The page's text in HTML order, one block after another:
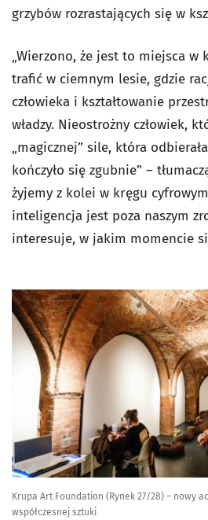
grzybów rozrastających się w
„Wierzono, że jest to miejsca w
trafić w ciemnym lesie, gdzie
człowieka i kształtowanie
władzy. Nieostrożny człowiek,
„magicznej” sile, która
kończyło się zgubnie” –
żyjemy z kolei w kręgu
inteligencja jest poza naszym
interesuje, w jakim momencie
Krupa Art Foundation (Rynek 27/28) – nowy
współczesnej sztuki